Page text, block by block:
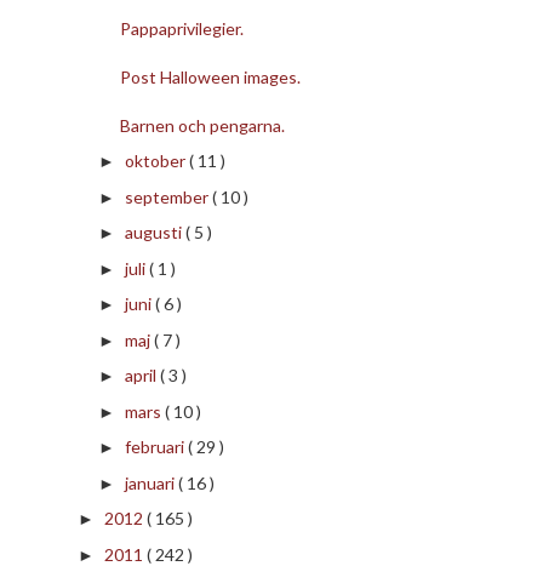
Pappaprivilegier.
Post Halloween images.
Barnen och pengarna.
► oktober( 11 )
► september( 10 )
► augusti( 5 )
► juli( 1 )
► juni( 6 )
► maj( 7 )
► april ( 3 )
► mars ( 10 )
► februari( 29 )
► januari( 16 )
► 2012 ( 165 )
► 2011 ( 242 )